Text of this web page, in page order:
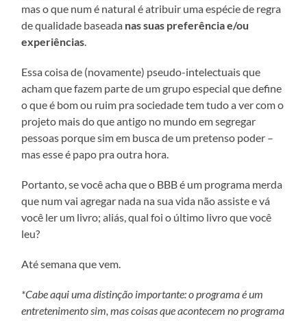
mas o que num é natural é atribuir uma espécie de regra
de qualidade baseada nas suas preferência e/ou
experiências.
Essa coisa de (novamente) pseudo-intelectuais que
acham que fazem parte de um grupo especial que define
o que é bom ou ruim pra sociedade tem tudo a ver com o
projeto mais do que antigo no mundo em segregar
pessoas porque sim em busca de um pretenso poder –
mas esse é papo pra outra hora.
Portanto, se você acha que o BBB é um programa merda
que num vai agregar nada na sua vida não assiste e vá
você ler um livro; aliás, qual foi o último livro que você
leu?
Até semana que vem.
*Cabe aqui uma distinção importante: o programa é um
entretenimento sim, mas coisas que acontecem no programa